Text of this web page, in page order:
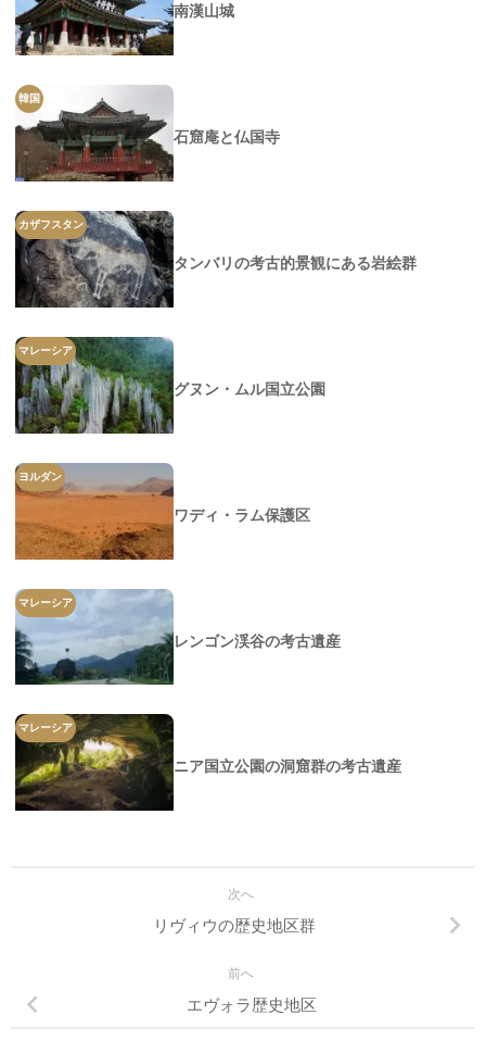
南漢山城
韓国
石窟庵と仏国寺
カザフスタン
タンバリの考古的景観にある岩絵群
マレーシア
グヌン・ムル国立公園
ヨルダン
ワディ・ラム保護区
マレーシア
レンゴン渓谷の考古遺産
マレーシア
ニア国立公園の洞窟群の考古遺産
次へ
リヴィウの歴史地区群
前へ
エヴォラ歴史地区